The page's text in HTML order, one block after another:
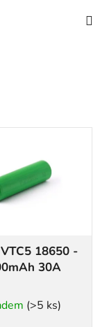
18650 -
30A
(>5 ks)